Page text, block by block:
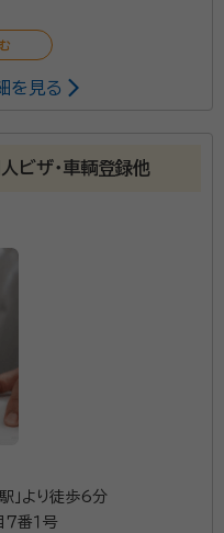
減少するでしょう。
を見る
ビザ･車輌登録他
」より徒歩6分
番１号